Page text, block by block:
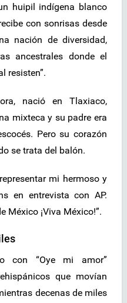
huipil indígena blanco
con sonrisas desde
nación de diversidad,
ancestrales donde el
resisten”.
nació en Tlaxiaco,
mixteca y su padre era
Pero su corazón
se trata del balón.
mi hermoso y
en entrevista con AP.
México ¡Viva México!”.
con “Oye mi amor”
que movían
decenas de miles